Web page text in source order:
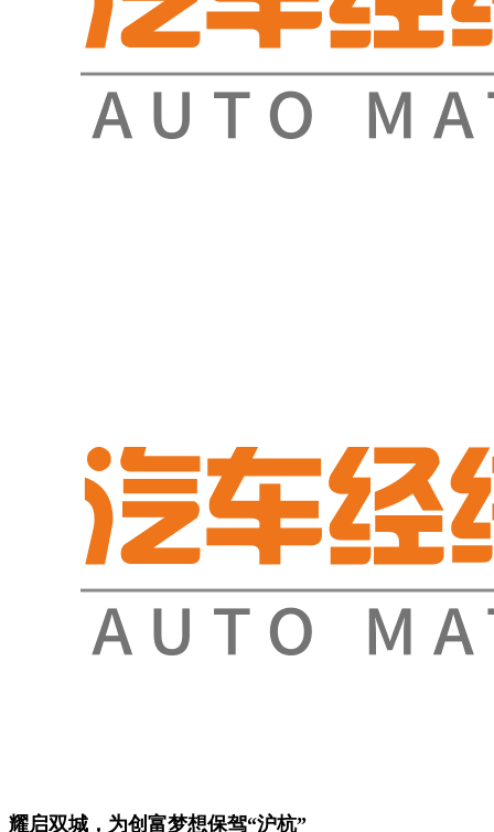
耀启双城，为创富梦想保驾“沪杭”